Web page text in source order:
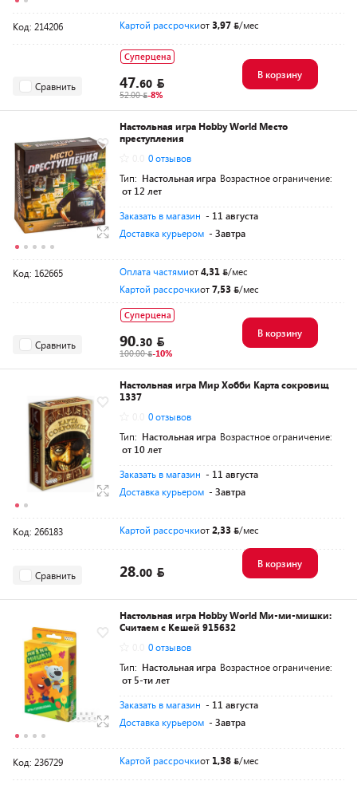
Код: 214206 Картой рассрочкиот3,97 /мес
Сравнить
Суперцена
47.60
52.00 -8%
В корзину
Настольная игра Hobby World Место
преступления
0 отзывов
Тип: Настольная игра Возрастное ограничение:
от 12 лет
Заказать в магазин - 11 августа
Доставка курьером - Завтра
Код: 162665 Оплата частямиот4,31
/мес
Картой рассрочкиот7,53 /мес
Сравнить
Суперцена
90.30
100.00 -10%
В корзину
Настольная игра Мир Хобби Карта сокровищ
1337
0 отзывов
Тип: Настольная игра Возрастное ограничение:
от 10 лет
Заказать в магазин - 11 августа
Доставка курьером - Завтра
Код: 266183 Картой рассрочкиот2,33 /мес
Сравнить 28.00
В корзину
Настольная игра Hobby World Ми-ми-мишки:
Считаем с Кешей 915632
0 отзывов
Тип: Настольная игра Возрастное ограничение:
от 5-ти лет
Заказать в магазин - 11 августа
Доставка курьером - Завтра
Код: 236729 Картой рассрочкиот 1,38 /мес